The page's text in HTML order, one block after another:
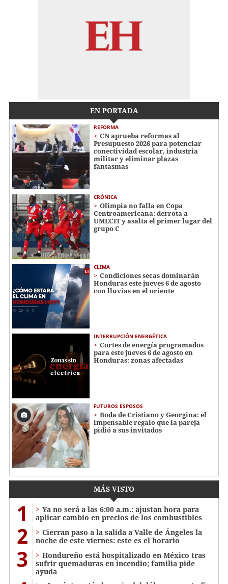
EN PORTADA
REFORMA
CN aprueba reformas al
Presupuesto 2026 para potenciar
conectividad escolar, industria
militar y eliminar plazas
fantasmas
CRÓNICA
Olimpia no falla en Copa
Centroamericana: derrota a
UMECIT y asalta el primer lugar del
grupo C
CLIMA
Condiciones secas dominarán
Honduras este jueves 6 de agosto
con lluvias en el oriente
INTERRUPCIÓN ENERGÉTICA
Cortes de energía programados
para este jueves 6 de agosto en
Honduras: zonas afectadas
FUTUROS ESPOSOS
Boda de Cristiano y Georgina: el
impensable regalo que la pareja
pidió a sus invitados
MÁS VISTO
1
Ya no será a las 6:00 a.m.: ajustan hora para
aplicar cambio en precios de los combustibles
2
Cierran paso a la salida a Valle de Ángeles la
noche de este viernes: este es el horario
3
Hondureño está hospitalizado en México tras
sufrir quemaduras en incendio; familia pide
ayuda